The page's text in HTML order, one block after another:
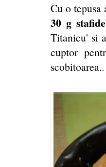
Cu o
30 g stafide
Titanicu' si
cuptor
scobitoarea..